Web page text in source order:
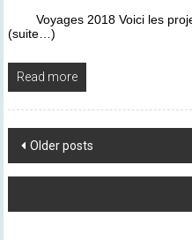
Voyages 2018 Voici les
(suite…)
Read more
Posts
Navigation
Older posts